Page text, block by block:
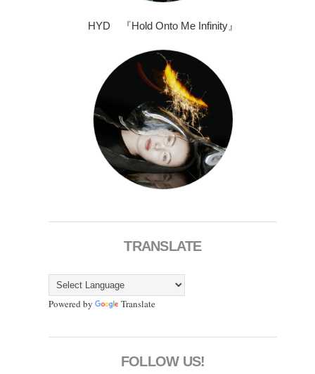
HYD 『Hold Onto Me Infinity』
TRANSLATE
Powered by Translate
FOLLOW US!